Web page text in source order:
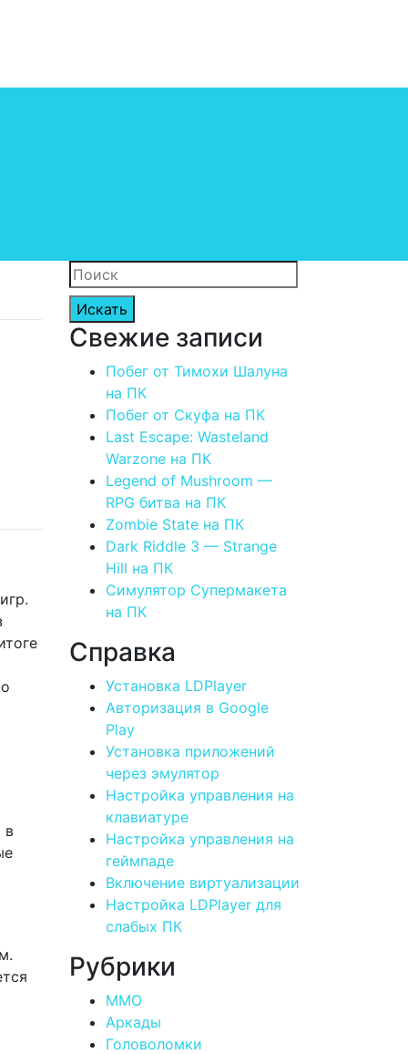
в
Search
for:
Свежие записи
Побег от Тимохи Шалуна
на ПК
Побег от Скуфа на ПК
Last Escape: Wasteland
Warzone на ПК
Legend of Mushroom —
RPG битва на ПК
Zombie State на ПК
Dark Riddle 3 — Strange
Hill на ПК
Симулятор Супермакета
на ПК
Справка
Установка LDPlayer
Авторизация в Google
Play
Установка приложений
через эмулятор
Настройка управления на
клавиатуре
Настройка управления на
геймпаде
Включение виртуализации
Настройка LDPlayer для
слабых ПК
Рубрики
MMO
Аркады
Головоломки